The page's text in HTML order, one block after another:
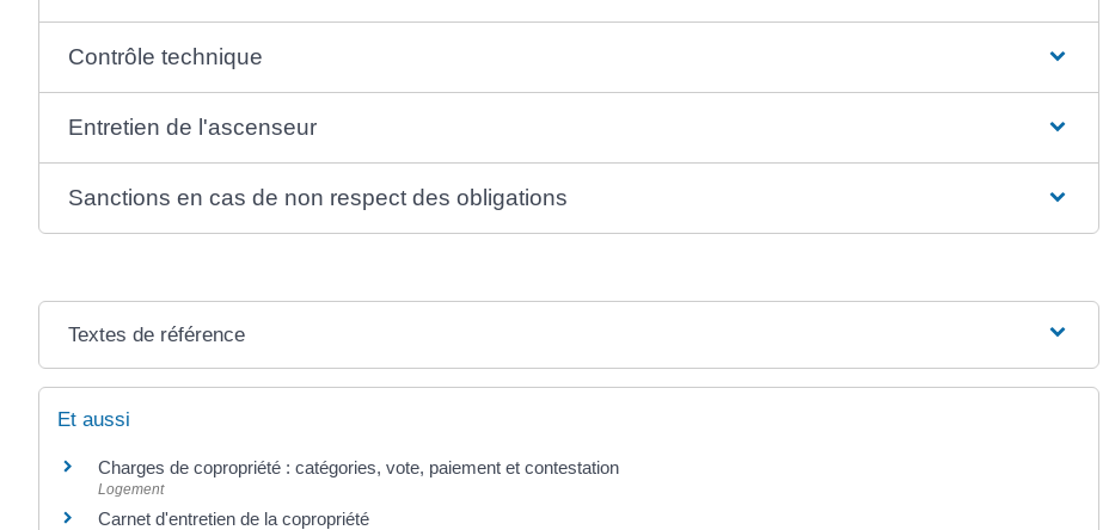
Contrôle technique
Entretien de l'ascenseur
Sanctions en cas de non respect des obligations
Textes de référence
Et aussi
Charges de copropriété : catégories, vote, paiement et contestation
Logement
Carnet d'entretien de la copropriété